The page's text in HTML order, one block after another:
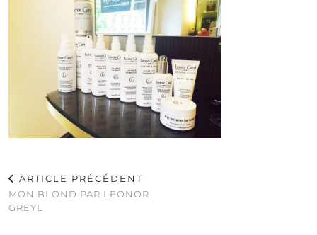
ARTICLE PRÉCÉDENT
MON BLOND PAR LEONOR
GREYL